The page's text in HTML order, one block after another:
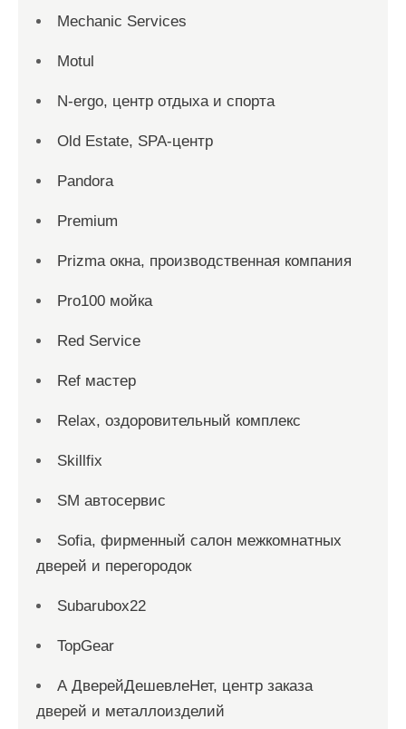
Mechanic Services
Motul
N-ergo, центр отдыха и спорта
Old Estate, SPA-центр
Pandora
Premium
Prizma окна, производственная компания
Pro100 мойка
Red Service
Ref мастер
Relax, оздоровительный комплекс
Skillfix
SM автосервис
Sofia, фирменный салон межкомнатных
дверей и перегородок
Subarubox22
TopGear
А ДверейДешевлеНет, центр заказа
дверей и металлоизделий